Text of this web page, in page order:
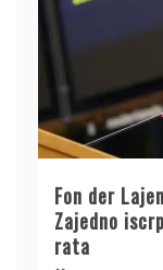
Fon der
Zajedno
rata